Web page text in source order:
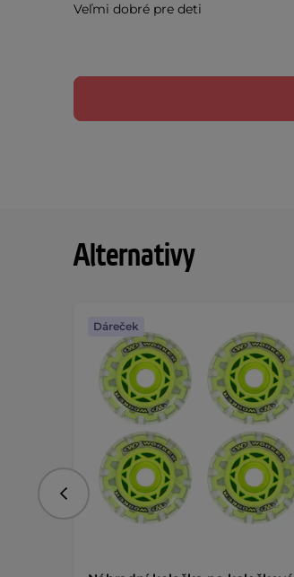
Veľmi dobré pre deti
Alternativy
Dáreček
Předchozí